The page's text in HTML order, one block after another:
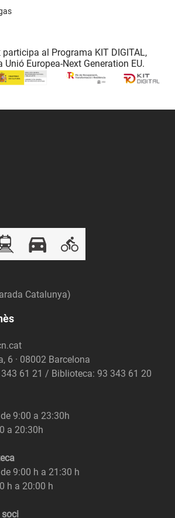
al Programa KIT DIGITAL,
Europea-Next Generation EU.
Catalunya)
6 · 08002 Barcelona
61 21 / Biblioteca: 93 343 61 20
9:00 a 23:30h
a 20:30h
9:00 h a 21:30 h
h a 20:00 h
soci